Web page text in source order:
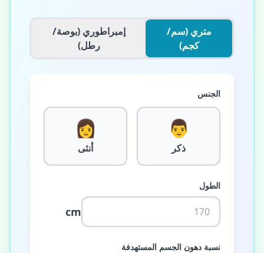
متري (سم/
كجم)
إمبراطوري (بوصة/
رطل)
الجنس
👨
ذكر
👩
أنثى
الطول
cm
نسبة دهون الجسم المستهدفة